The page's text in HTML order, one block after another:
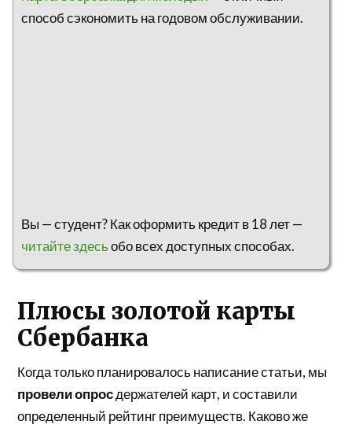
способ сэкономить на годовом обслуживании.
Вы — студент? Как оформить кредит в 18 лет —
читайте здесьобо всех доступных способах.
Плюсы золотой карты
Сбербанка
Когда только планировалось написание статьи, мы
провели опросдержателей карт, и составили
определенный рейтинг преимуществ. Каково же